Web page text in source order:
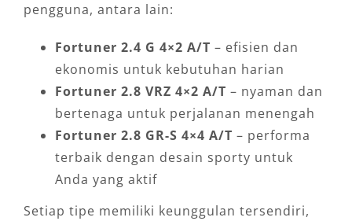
pengguna, antara lain:
Fortuner 2.4 G 4×2 A/T – efisien dan
ekonomis untuk kebutuhan harian
Fortuner 2.8 VRZ 4×2 A/T – nyaman dan
bertenaga untuk perjalanan menengah
Fortuner 2.8 GR-S 4×4 A/T – performa
terbaik dengan desain sporty untuk
Anda yang aktif
Setiap tipe memiliki keunggulan tersendiri,